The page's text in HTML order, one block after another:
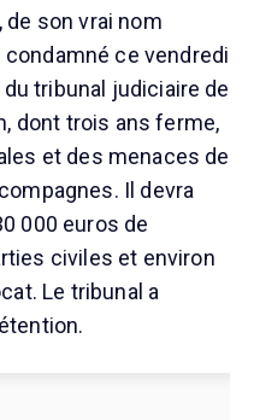
de son vrai nom
condamné ce vendredi
tribunal judiciaire de
dont trois ans ferme,
et des menaces de
Il devra
000 euros de
civiles et environ
Le tribunal a